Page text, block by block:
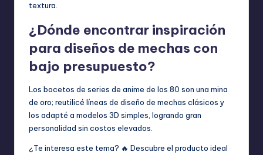
textura.
¿Dónde encontrar inspiración
para diseños de mechas con
bajo presupuesto?
Los bocetos de series de anime de los 80 son una mina
de oro; reutilicé líneas de diseño de mechas clásicos y
los adapté a modelos 3D simples, logrando gran
personalidad sin costos elevados.
¿Te interesa este tema? 🔥 Descubre el producto ideal